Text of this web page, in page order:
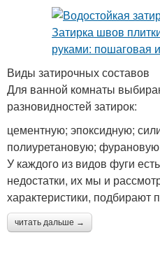
Виды затирочных составов
Для ванной комнаты
разновидностей затирок:
цементную; эпоксидную;
полиуретановую;
У каждого из видов фуги
недостатки, их мы и
характеристики, подбирают
читать дальше →